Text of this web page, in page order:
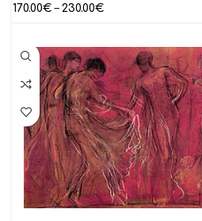
170.00€ – 230.00€